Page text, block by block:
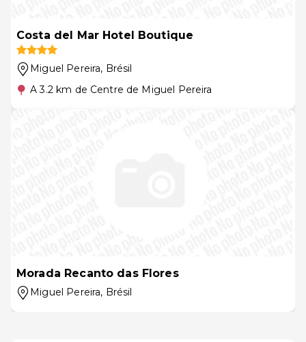
Costa del Mar Hotel Boutique
Miguel Pereira, Brésil
A 3.2 km de Centre de Miguel Pereira
Morada Recanto das Flores
Miguel Pereira, Brésil